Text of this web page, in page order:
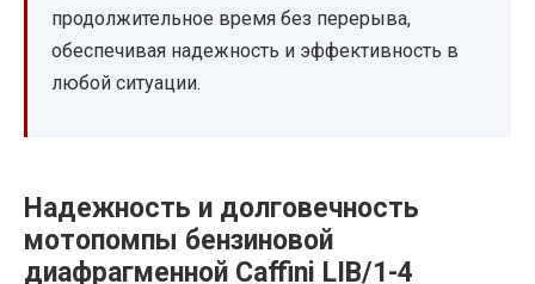
продолжительное время без перерыва,
обеспечивая надежность и эффективность в
любой ситуации.
Надежность и долговечность
мотопомпы бензиновой
диафрагменной Caffini LIB/1-4